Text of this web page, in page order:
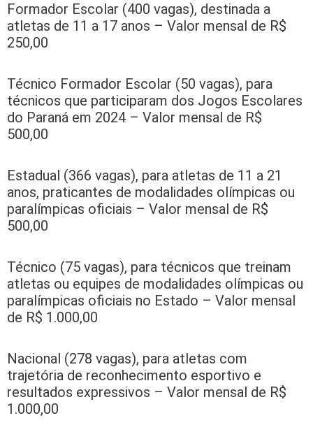
Formador Escolar (400 vagas), destinada a
atletas de 11 a 17 anos – Valor mensal de R$
250,00
Técnico Formador Escolar (50 vagas), para
técnicos que participaram dos Jogos Escolares
do Paraná em 2024 – Valor mensal de R$
500,00
Estadual (366 vagas), para atletas de 11 a 21
anos, praticantes de modalidades olímpicas ou
paralímpicas oficiais – Valor mensal de R$
500,00
Técnico (75 vagas), para técnicos que treinam
atletas ou equipes de modalidades olímpicas ou
paralímpicas oficiais no Estado – Valor mensal
de R$ 1.000,00
Nacional (278 vagas), para atletas com
trajetória de reconhecimento esportivo e
resultados expressivos – Valor mensal de R$
1.000,00